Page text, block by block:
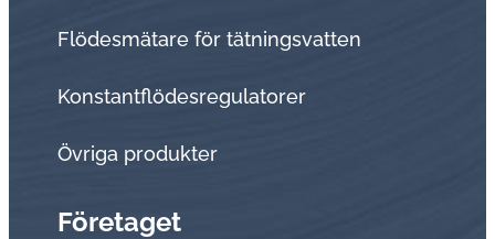
Flödesmätare för tätningsvatten
Konstantflödesregulatorer
Övriga produkter
Företaget